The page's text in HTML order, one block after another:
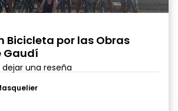
Bicicleta por las Obras
Gaudí
una reseña